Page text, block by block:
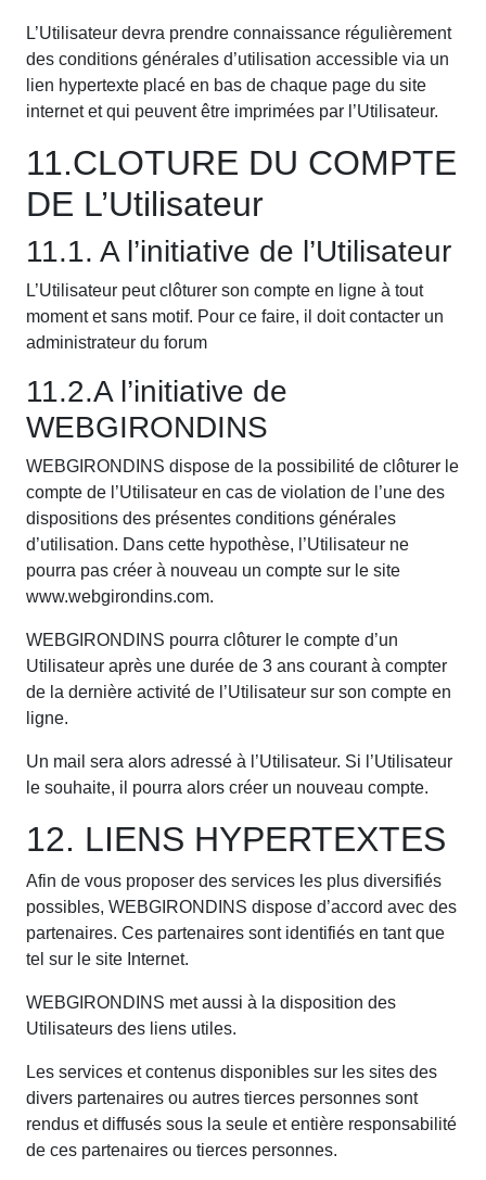
L’Utilisateur devra prendre connaissance régulièrement
des conditions générales d’utilisation accessible via un
lien hypertexte placé en bas de chaque page du site
internet et qui peuvent être imprimées par l’Utilisateur.
11.CLOTURE DU COMPTE
DE L’Utilisateur
11.1. A l’initiative de l’Utilisateur
L’Utilisateur peut clôturer son compte en ligne à tout
moment et sans motif. Pour ce faire, il doit contacter un
administrateur du forum
11.2.A l’initiative de
WEBGIRONDINS
WEBGIRONDINS dispose de la possibilité de clôturer le
compte de l’Utilisateur en cas de violation de l’une des
dispositions des présentes conditions générales
d’utilisation. Dans cette hypothèse, l’Utilisateur ne
pourra pas créer à nouveau un compte sur le site
www.webgirondins.com.
WEBGIRONDINS pourra clôturer le compte d’un
Utilisateur après une durée de 3 ans courant à compter
de la dernière activité de l’Utilisateur sur son compte en
ligne.
Un mail sera alors adressé à l’Utilisateur. Si l’Utilisateur
le souhaite, il pourra alors créer un nouveau compte.
12. LIENS HYPERTEXTES
Afin de vous proposer des services les plus diversifiés
possibles, WEBGIRONDINS dispose d’accord avec des
partenaires. Ces partenaires sont identifiés en tant que
tel sur le site Internet.
WEBGIRONDINS met aussi à la disposition des
Utilisateurs des liens utiles.
Les services et contenus disponibles sur les sites des
divers partenaires ou autres tierces personnes sont
rendus et diffusés sous la seule et entière responsabilité
de ces partenaires ou tierces personnes.